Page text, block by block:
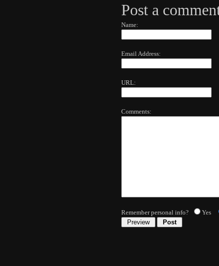
Post a
Name:
Email Address:
URL:
Comments:
Remember personal info? Yes